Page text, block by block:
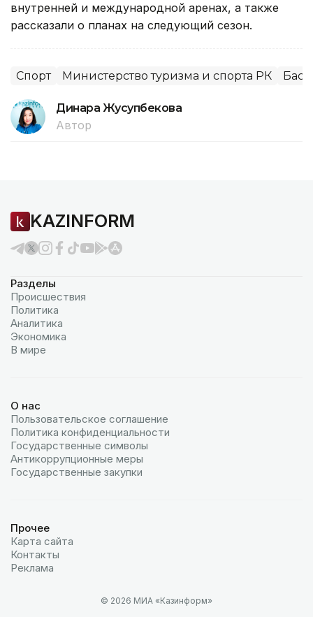
внутренней и международной аренах, а также
рассказали о планах на следующий сезон.
Спорт Министерство туризма и спорта РК
Динара Жусупбекова
Автор
KAZINFORM
Разделы
Происшествия
Политика
Аналитика
Экономика
В мире
О нас
Пользовательское соглашение
Политика конфиденциальности
Государственные символы
Антикоррупционные меры
Государственные закупки
Прочее
Карта сайта
Контакты
Реклама
© 2026 МИА «Казинформ»